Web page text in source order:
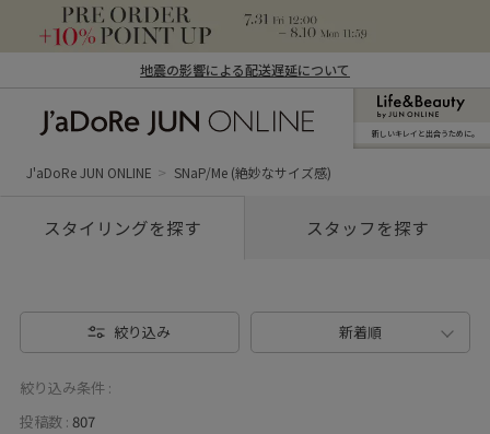
地震の影響による配送遅延について
ン オンライン）
新しいキレイと出合うために。
J'aDoRe JUN ONLINE SNaP/Me (絶妙なサイズ感)
スタイリングを探す スタッフを探す
絞り込み 新着順
絞り込み条件 :
投稿数 : 807